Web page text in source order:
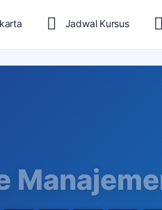
Jadwal Kursus